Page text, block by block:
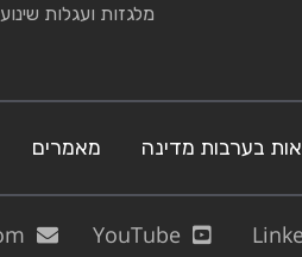
מלגזות ועגלות שינוע
בערבות מדינה מאמרים